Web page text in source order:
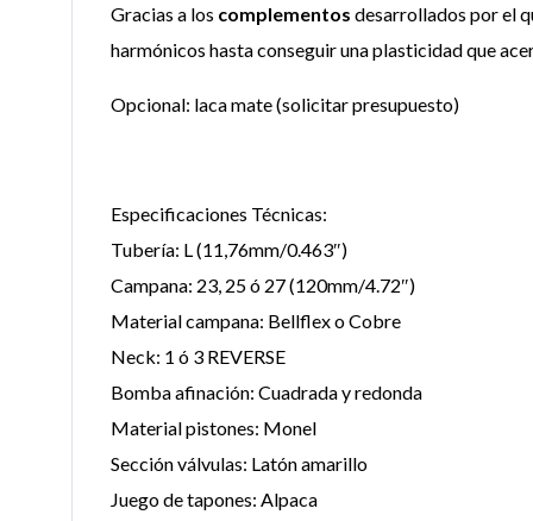
Gracias a los complementos desarrollados por el
harmónicos hasta conseguir una plasticidad que
Opcional: laca mate (solicitar presupuesto)
Especificaciones Técnicas:
Tubería: L (11,76mm/0.463″)
Campana: 23, 25 ó 27 (120mm/4.72″)
Material campana: Bellflex o Cobre
Neck: 1 ó 3 REVERSE
Bomba afinación: Cuadrada y redonda
Material pistones: Monel
Sección válvulas: Latón amarillo
Juego de tapones: Alpaca